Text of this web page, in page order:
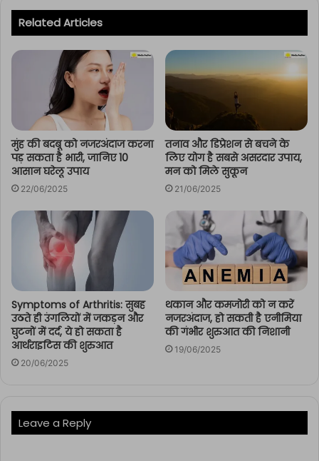
Related Articles
मुंह की बदबू को नजरअंदाज करना
पड़ सकता है भारी, जानिए 10
आसान घरेलू उपाय
22/06/2025
तनाव और डिप्रेशन से बचने के
लिए योग है सबसे असरदार उपाय,
मन को मिले सुकून
21/06/2025
Symptoms of Arthritis: सुबह
उठते ही उंगलियों में जकड़न और
घुटनों में दर्द, ये हो सकता है
आर्थराइटिस की शुरुआत
20/06/2025
थकान और कमजोरी को न करें
नजरअंदाज, हो सकती है एनीमिया
की गंभीर शुरुआत की निशानी
19/06/2025
Leave a Reply